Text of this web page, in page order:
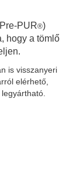
PUR®)
hogy a tömlő
is visszanyeri
elérhető,